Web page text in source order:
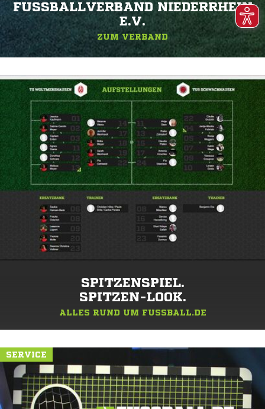
FUSSBALLVERBAND NIEDERRHEIN E
.V.
ZUM VERBAND
SPITZENSPIEL.
SPITZEN-LOOK.
ALLES RUND UM FUSSBALL.DE
SERVICE